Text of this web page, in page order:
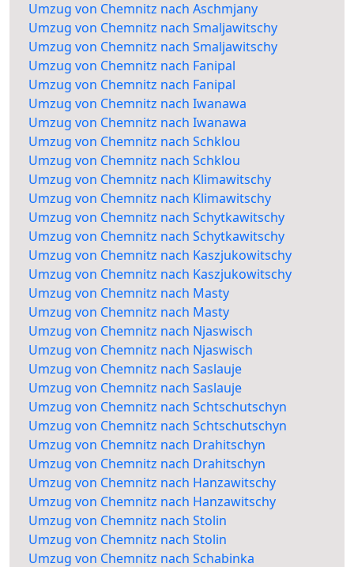
Umzug von Chemnitz nach Aschmjany
Umzug von Chemnitz nach Smaljawitschy
Umzug von Chemnitz nach Smaljawitschy
Umzug von Chemnitz nach Fanipal
Umzug von Chemnitz nach Fanipal
Umzug von Chemnitz nach Iwanawa
Umzug von Chemnitz nach Iwanawa
Umzug von Chemnitz nach Schklou
Umzug von Chemnitz nach Schklou
Umzug von Chemnitz nach Klimawitschy
Umzug von Chemnitz nach Klimawitschy
Umzug von Chemnitz nach Schytkawitschy
Umzug von Chemnitz nach Schytkawitschy
Umzug von Chemnitz nach Kaszjukowitschy
Umzug von Chemnitz nach Kaszjukowitschy
Umzug von Chemnitz nach Masty
Umzug von Chemnitz nach Masty
Umzug von Chemnitz nach Njaswisch
Umzug von Chemnitz nach Njaswisch
Umzug von Chemnitz nach Saslauje
Umzug von Chemnitz nach Saslauje
Umzug von Chemnitz nach Schtschutschyn
Umzug von Chemnitz nach Schtschutschyn
Umzug von Chemnitz nach Drahitschyn
Umzug von Chemnitz nach Drahitschyn
Umzug von Chemnitz nach Hanzawitschy
Umzug von Chemnitz nach Hanzawitschy
Umzug von Chemnitz nach Stolin
Umzug von Chemnitz nach Stolin
Umzug von Chemnitz nach Schabinka